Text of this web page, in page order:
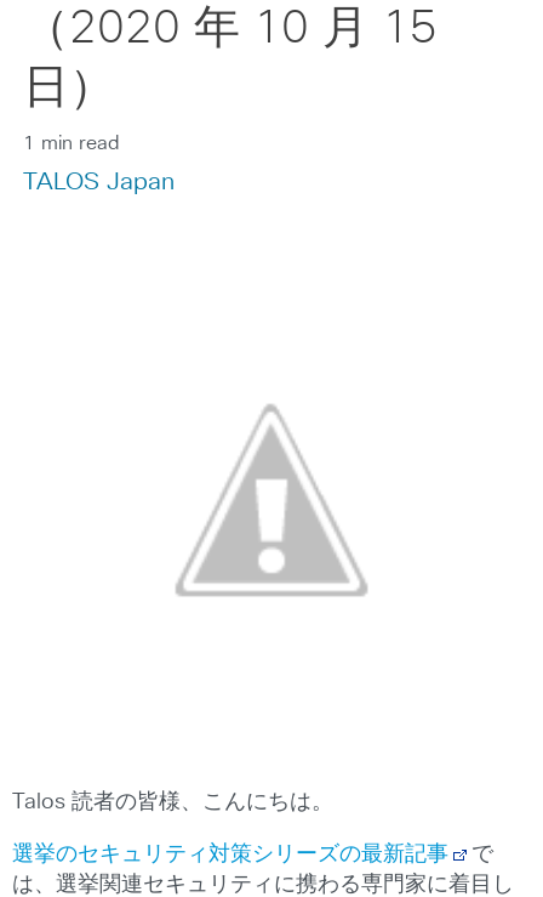
（2020 年 10 月 15
日）
1 min read
TALOS Japan
Talos 読者の皆様、こんにちは。
選挙のセキュリティ対策シリーズの最新記事
で
は、選挙関連セキュリティに携わる専門家に着目し